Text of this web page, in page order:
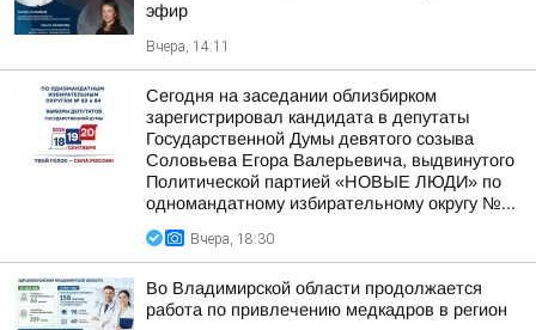
эфир
Вчера, 14:11
Сегодня на заседании облизбирком
зарегистрировал кандидата в депутаты
Государственной Думы девятого созыва
Соловьева Егора Валерьевича, выдвинутого
Политической партией «НОВЫЕ ЛЮДИ» по
одномандатному избирательному округу №...
Вчера, 18:30
Во Владимирской области продолжается
работа по привлечению медкадров в регион